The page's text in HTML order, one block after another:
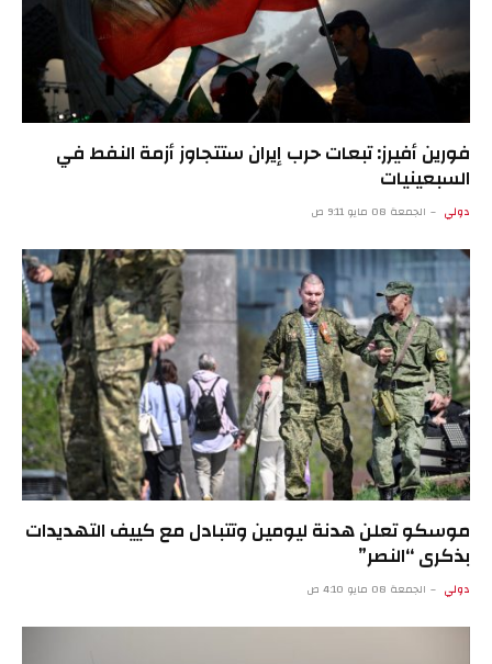
فورين أفيرز: تبعات حرب إيران ستتجاوز أزمة النفط في
السبعينيات
دولي الجمعة 08 مايو 9:11 ص
موسكو تعلن هدنة ليومين وتتبادل مع كييف التهديدات
بذكرى “النصر”
دولي الجمعة 08 مايو 4:10 ص